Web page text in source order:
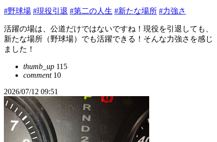
#野球場 #現役引退 #第二の人生 #新たな場所 #力強さ
活躍の場は、公道だけではないですね！現役を引退しても、
新たな場所（野球場）でも活躍できる！そんな力強さを感じ
ました！
thumb_up 115
comment10
2026/07/12 09:51